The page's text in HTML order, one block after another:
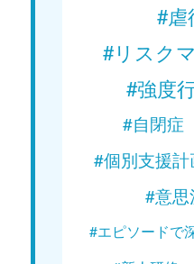
#虐
#リスク
#強度
#自閉症
#個別支援
#意
#エピソードで